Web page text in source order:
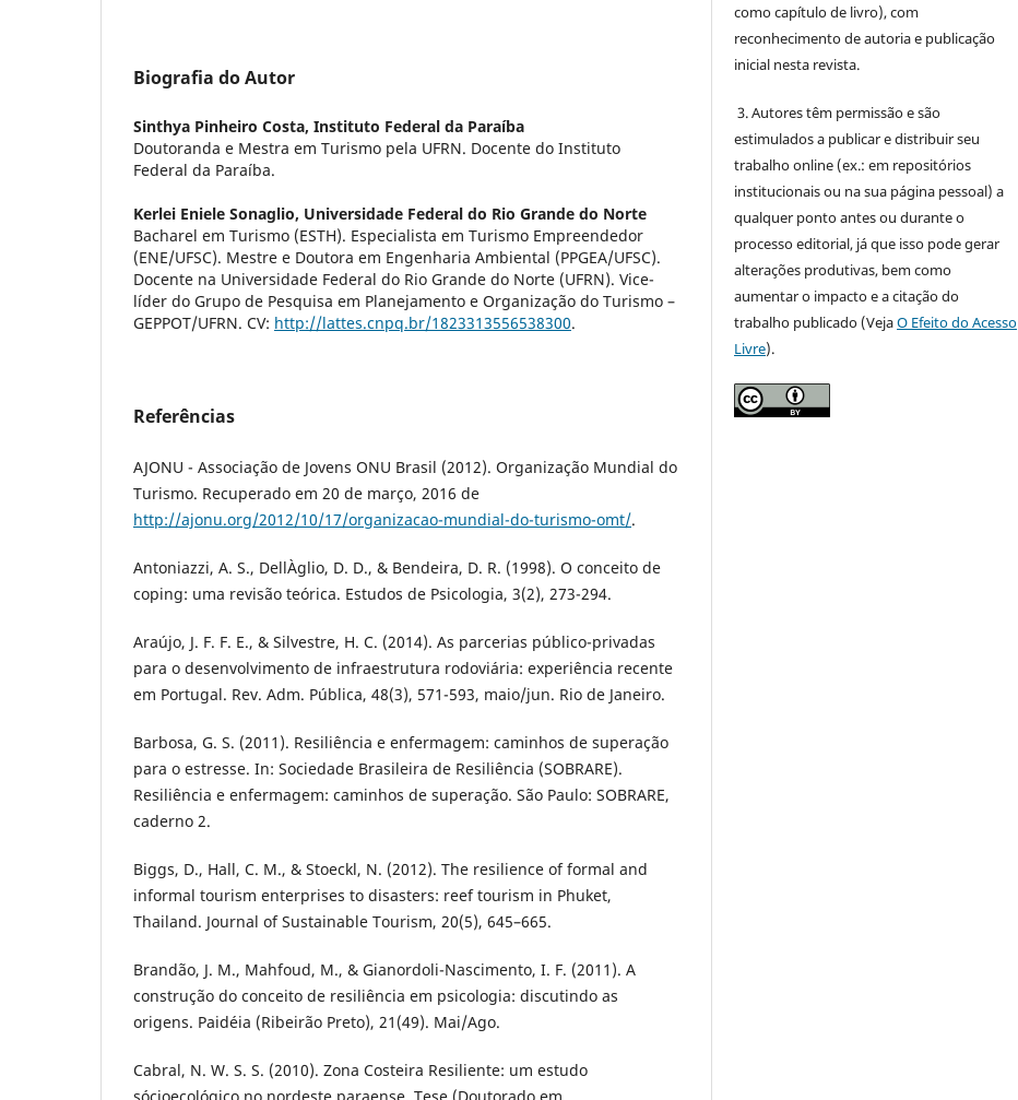
Biografia do Autor
Sinthya Pinheiro Costa, Instituto Federal da Paraíba
Doutoranda e Mestra em Turismo pela UFRN. Docente do Instituto
Federal da Paraíba.
Kerlei Eniele Sonaglio, Universidade Federal do Rio Grande do Norte
Bacharel em Turismo (ESTH). Especialista em Turismo Empreendedor
(ENE/UFSC). Mestre e Doutora em Engenharia Ambiental (PPGEA/UFSC).
Docente na Universidade Federal do Rio Grande do Norte (UFRN). Vice-
líder do Grupo de Pesquisa em Planejamento e Organização do Turismo –
GEPPOT/UFRN. CV: http://lattes.cnpq.br/1823313556538300.
Referências
AJONU - Associação de Jovens ONU Brasil (2012). Organização Mundial do
Turismo. Recuperado em 20 de março, 2016 de
http://ajonu.org/2012/10/17/organizacao-mundial-do-turismo-omt/.
Antoniazzi, A. S., DellÀglio, D. D., & Bendeira, D. R. (1998). O conceito de
coping: uma revisão teórica. Estudos de Psicologia, 3(2), 273-294.
Araújo, J. F. F. E., & Silvestre, H. C. (2014). As parcerias público-privadas
para o desenvolvimento de infraestrutura rodoviária: experiência recente
em Portugal. Rev. Adm. Pública, 48(3), 571-593, maio/jun. Rio de Janeiro.
Barbosa, G. S. (2011). Resiliência e enfermagem: caminhos de superação
para o estresse. In: Sociedade Brasileira de Resiliência (SOBRARE).
Resiliência e enfermagem: caminhos de superação. São Paulo: SOBRARE,
caderno 2.
Biggs, D., Hall, C. M., & Stoeckl, N. (2012). The resilience of formal and
informal tourism enterprises to disasters: reef tourism in Phuket,
Thailand. Journal of Sustainable Tourism, 20(5), 645–665.
Brandão, J. M., Mahfoud, M., & Gianordoli-Nascimento, I. F. (2011). A
construção do conceito de resiliência em psicologia: discutindo as
origens. Paidéia (Ribeirão Preto), 21(49). Mai/Ago.
Cabral, N. W. S. S. (2010). Zona Costeira Resiliente: um estudo
como capítulo de livro), com
reconhecimento de autoria e publicação
inicial nesta revista.
3. Autores têm permissão e são
estimulados a publicar e distribuir seu
trabalho online (ex.: em repositórios
institucionais ou na sua página pessoal) a
qualquer ponto antes ou durante o
processo editorial, já que isso pode gerar
alterações produtivas, bem como
aumentar o impacto e a citação do
trabalho publicado (VejaO Efeito do Acesso
Livre).